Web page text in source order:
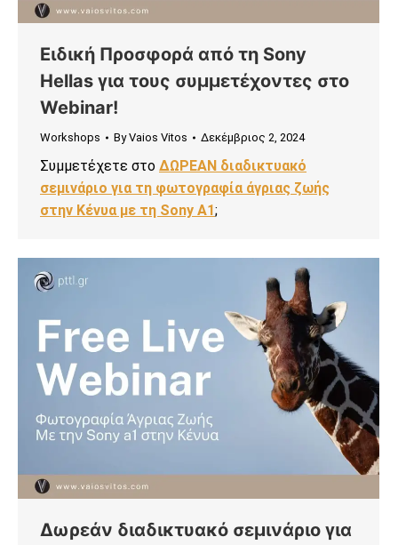
Ειδική Προσφορά από τη Sony
Hellas για τους συμμετέχοντες στο
Webinar!
Workshops ByVaios Vitos Δεκέμβριος 2, 2024
Συμμετέχετε στο ΔΩΡΕΑΝ διαδικτυακό
σεμινάριο για τη φωτογραφία άγριας ζωής
στην Κένυα με τη Sony A1;
Δωρεάν διαδικτυακό σεμινάριο για